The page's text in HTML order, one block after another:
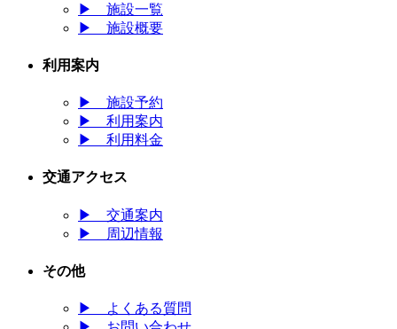
▶ 施設一覧
▶ 施設概要
利用案内
▶ 施設予約
▶ 利用案内
▶ 利用料金
交通アクセス
▶ 交通案内
▶
周辺情報
その他
▶
よくある質問